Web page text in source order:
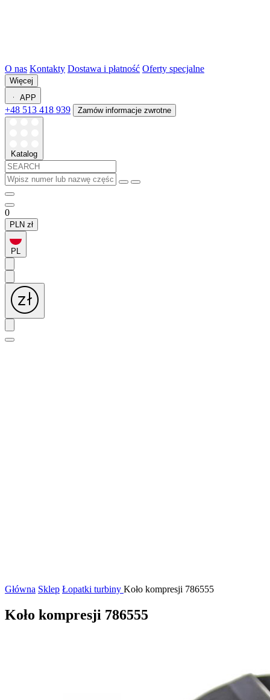
O nas Kontakty Dostawa i płatność Oferty specjalne
Więcej
APP
+48 513 418 939 Zamów informacje zwrotne
Katalog
0
PLN zł
PL
Główna Sklep Łopatki turbiny Koło kompresji 786555
Koło kompresji 786555